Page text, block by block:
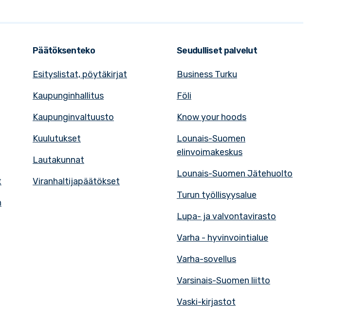
Päätöksenteko
Esityslistat, pöytäkirjat
Kaupunginhallitus
Kaupunginvaltuusto
Kuulutukset
Lautakunnat
Viranhaltijapäätökset
Seudulliset palvelut
Business Turku
Föli
Know your hoods
Lounais-Suomen
elinvoimakeskus
Lounais-Suomen Jätehuolto
Turun työllisyysalue
Lupa- ja valvontavirasto
Varha - hyvinvointialue
Varha-sovellus
Varsinais-Suomen liitto
Vaski-kirjastot